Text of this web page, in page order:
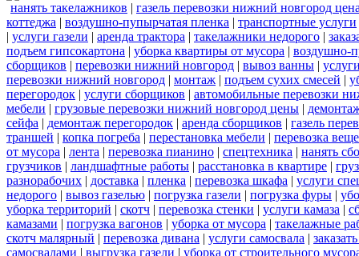
нанять такелажников | газель перевозки нижний новгород
коттеджа | воздушно-пупырчатая пленка | транспортные услуги
| услуги газели | аренда трактора | такелажники недорого |
подъем гипсокартона | уборка квартиры от мусора | воздушно-
сборщиков | перевозки нижний новгород | вывоз ванны |
перевозки нижний новгород | монтаж | подъем сухих смесей |
перегородок | услуги сборщиков | автомобильные перевозки
мебели | грузовые перевозки нижний новгород цены |
сейфа | демонтаж перегородок | аренда сборщиков | газель
траншей | копка погреба | перестановка мебели | перевозка
от мусора | лента | перевозка пианино | спецтехника | нанять
грузчиков | ландшафтные работы | расстановка в квартире |
разнорабочих | доставка | пленка | перевозка шкафа | услуги
недорого | вывоз газелью | погрузка газели | погрузка фуры |
уборка территорий | скотч | перевозка стенки | услуги камаза |
камазами | погрузка вагонов | уборка от мусора | такелажные
скотч малярный | перевозка дивана | услуги самосвала |
самосвалами | выгрузка газели | уборка от строительного